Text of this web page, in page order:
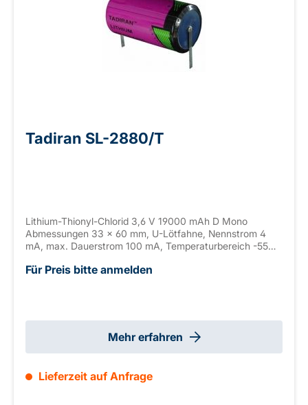
Tadiran SL-2880/T
Lithium-Thionyl-Chlorid 3,6 V 19000 mAh D Mono
Abmessungen 33 x 60 mm, U-Lötfahne, Nennstrom 4
mA, max. Dauerstrom 100 mA, Temperaturbereich -55
Für Preis bitte anmelden
Mehr erfahren
Lieferzeit auf Anfrage